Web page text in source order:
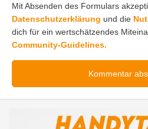
Mit Absenden des Formulars
Datenschutzerklärung und die
dich für ein wertschätzendes
Community-Guidelines.